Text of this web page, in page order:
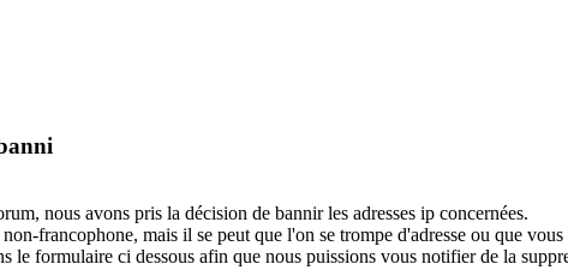
nous avons pris la décision de bannir les adresses ip concernées.
francophone, mais il se peut que l'on se trompe d'adresse ou que
le formulaire ci dessous afin que nous puissions vous notifier de la